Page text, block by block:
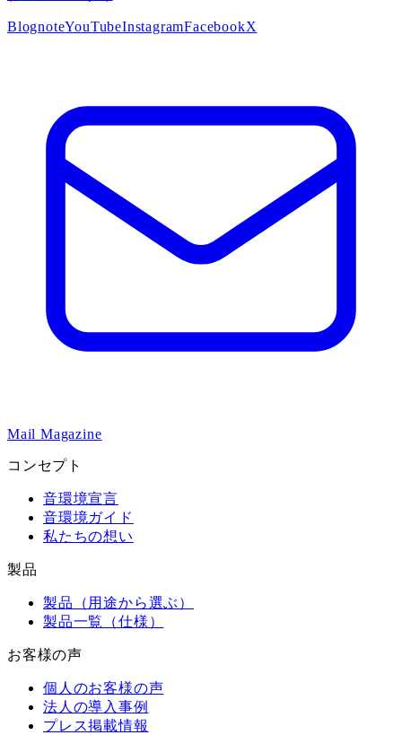
BlognoteYouTubeInstagramFacebookX
Mail Magazine
コンセプト
音環境宣言
音環境ガイド
私たちの想い
製品
製品（用途から選ぶ）
製品一覧（仕様）
お客様の声
個人のお客様の声
法人の導入事例
プレス掲載情報